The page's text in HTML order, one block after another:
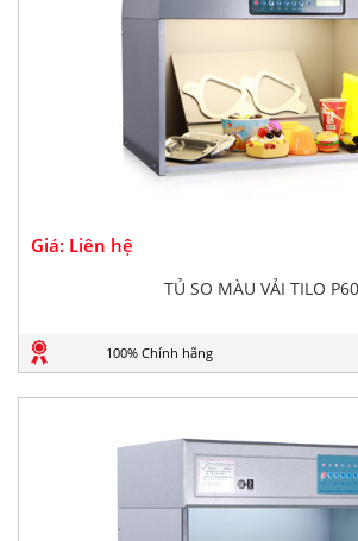
Giá: Liên hệ
TỦ SO MÀU VẢI TILO
100% Chính hãng